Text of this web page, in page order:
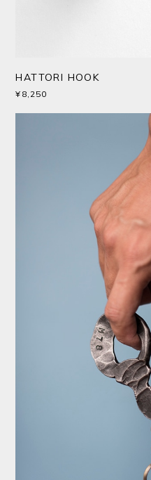
HATTORI HOOK
¥8,250